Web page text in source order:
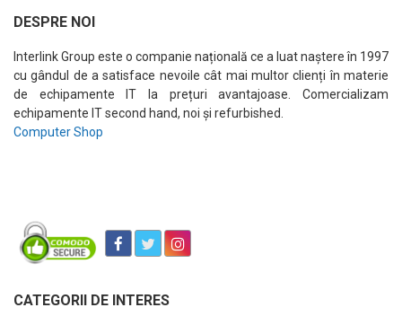
DESPRE NOI
Interlink Group este o companie națională ce a luat naștere în 1997
cu gândul de a satisface nevoile cât mai multor clienți în materie
de echipamente IT la prețuri avantajoase. Comercializam
echipamente IT second hand, noi și refurbished.
Computer Shop
CATEGORII DE INTERES